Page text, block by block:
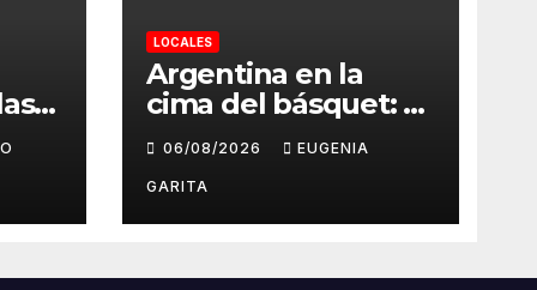
en
LOCALES
Argentina en la
cima del básquet: el
camino invicto, el
esfuerzo familiar y
la jugada que valió
un Mundial
06/08/2026 EUGENIA
GARITA